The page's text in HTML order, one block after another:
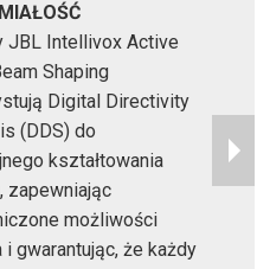
JBL Intellivox Active
Shaping
Digital Directivity
(DDS) do
kształtowania
zapewniając
możliwości
i gwarantując, że każdy